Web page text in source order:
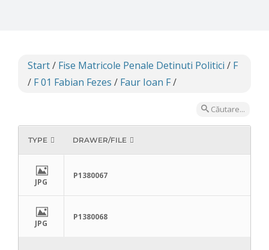
Start/ Fise Matricole Penale Detinuti Politici / F
/ F 01 Fabian Fezes / Faur Ioan F/
Căutare...
TYPE DRAWER/FILE
JPG
P1380067
JPG
P1380068